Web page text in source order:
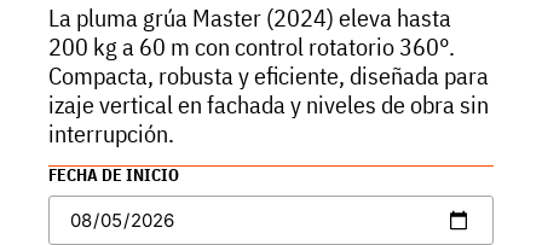
La pluma grúa Master (2024) eleva hasta
200 kg a 60 m con control rotatorio 360°.
Compacta, robusta y eficiente, diseñada para
izaje vertical en fachada y niveles de obra sin
interrupción.
FECHA DE INICIO